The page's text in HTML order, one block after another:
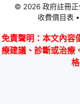
© 2026 政府註冊正
收費價目表
免責聲明 ：本文內
療建議、診斷或治療